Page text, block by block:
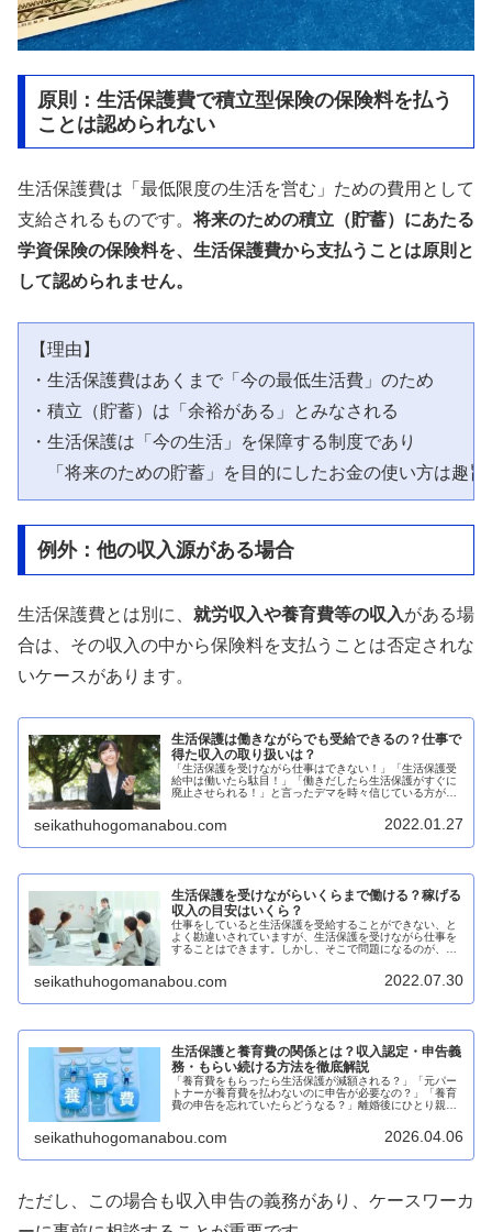
原則：生活保護費で積立型保険の保険料を払う
ことは認められない
生活保護費は「最低限度の生活を営む」ための費用として
支給されるものです。将来のための積立（貯蓄）にあたる
学資保険の保険料を、生活保護費から支払うことは原則と
して認められません。
【理由】
・生活保護費はあくまで「今の最低生活費」のため
・積立（貯蓄）は「余裕がある」とみなされる
・生活保護は「今の生活」を保障する制度であり
例外：他の収入源がある場合
生活保護費とは別に、 就労収入や養育費等の収入がある場
合は、その収入の中から保険料を支払うことは否定されな
いケースがあります。
生活保護は働きながらでも受給できるの？仕事で
得た収入の取り扱いは？
「生活保護を受けながら仕事はできない！」「生活保護受
給中は働いたら駄目！」「働きだしたら生活保護がすぐに
廃止させられる！」と言ったデマを時々信じている方がい
seikathuhogomanabou.com 2022.01.27
生活保護を受けながらいくらまで働ける？稼げる
収入の目安はいくら？
仕事をしていると生活保護を受給することができない、と
よく勘違いされていますが、生活保護を受けながら仕事を
することはできます。しかし、そこで問題になるのが、い
seikathuhogomanabou.com 2022.07.30
生活保護と養育費の関係とは？収入認定・申告義
務・もらい続ける方法を徹底解説
「養育費をもらったら生活保護が減額される？」「元パー
トナーが養育費を払わないのに申告が必要なの？」「養育
費の申告を忘れていたらどうなる？」離婚後にひとり親と
seikathuhogomanabou.com 2026.04.06
ただし、この場合も収入申告の義務があり、ケースワーカ